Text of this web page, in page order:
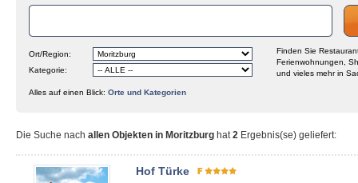
Ort/Region:
Kategorie:
Finden Sie
Ferienwohnungen,
und vieles mehr in
Alles auf einen Blick: Orte und Kategorien
Die Suche nach allen Objekten in Moritzburg hat2 Ergebnis(se) geliefert:
Hof Türke